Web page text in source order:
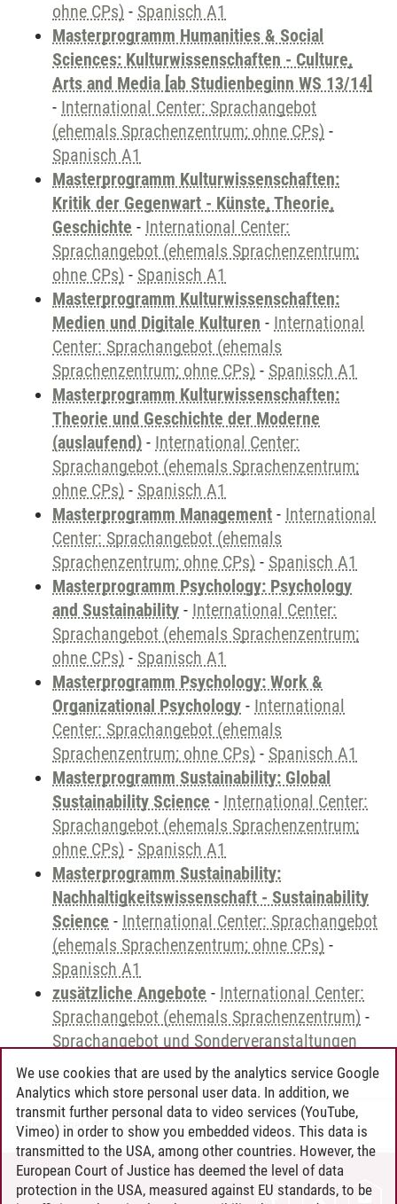
ohne CPs) - Spanisch A1
Masterprogramm Humanities & Social
Sciences: Kulturwissenschaften - Culture,
Arts and Media [ab Studienbeginn WS 13/14]
- International Center: Sprachangebot
(ehemals Sprachenzentrum; ohne CPs) -
Spanisch A1
Masterprogramm Kulturwissenschaften:
Kritik der Gegenwart - Künste, Theorie,
Geschichte - International Center:
Sprachangebot (ehemals Sprachenzentrum;
ohne CPs) - Spanisch A1
Masterprogramm Kulturwissenschaften:
Medien und Digitale Kulturen - International
Center: Sprachangebot (ehemals
Sprachenzentrum; ohne CPs) - Spanisch A1
Masterprogramm Kulturwissenschaften:
Theorie und Geschichte der Moderne
(auslaufend) - International Center:
Sprachangebot (ehemals Sprachenzentrum;
ohne CPs) - Spanisch A1
Masterprogramm Management - International
Center: Sprachangebot (ehemals
Sprachenzentrum; ohne CPs) - Spanisch A1
Masterprogramm Psychology: Psychology
and Sustainability - International Center:
Sprachangebot (ehemals Sprachenzentrum;
ohne CPs) - Spanisch A1
Masterprogramm Psychology: Work &
Organizational Psychology - International
Center: Sprachangebot (ehemals
Sprachenzentrum; ohne CPs) - Spanisch A1
Masterprogramm Sustainability: Global
Sustainability Science - International Center:
Sprachangebot (ehemals Sprachenzentrum;
ohne CPs) - Spanisch A1
Masterprogramm Sustainability:
Nachhaltigkeitswissenschaft - Sustainability
Science - International Center: Sprachangebot
(ehemals Sprachenzentrum; ohne CPs) -
Spanisch A1
zusätzliche Angebote - International Center:
Sprachangebot (ehemals Sprachenzentrum) -
Sprachangebot und Sonderveranstaltungen
Andreea Tribel 30.06.2024
CONTACT
We use cookies that are used by the analytics service Google
Analytics which store personal user data. In addition, we
transmit further personal data to video services (YouTube,
Vimeo) in order to show you embedded videos. This data is
transmitted to the USA, among other countries. However, the
European Court of Justice has deemed the level of data
protection in the USA, measured against EU standards, to be